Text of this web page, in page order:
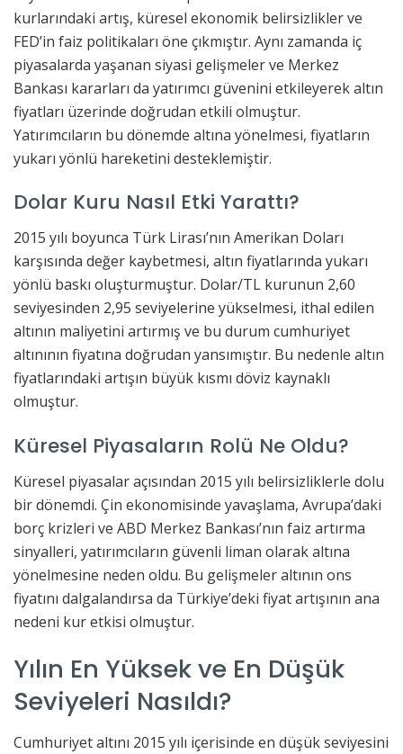
kurlarındaki artış, küresel ekonomik belirsizlikler ve
FED’in faiz politikaları öne çıkmıştır. Aynı zamanda iç
piyasalarda yaşanan siyasi gelişmeler ve Merkez
Bankası kararları da yatırımcı güvenini etkileyerek altın
fiyatları üzerinde doğrudan etkili olmuştur.
Yatırımcıların bu dönemde altına yönelmesi, fiyatların
yukarı yönlü hareketini desteklemiştir.
Dolar Kuru Nasıl Etki Yarattı?
2015 yılı boyunca Türk Lirası’nın Amerikan Doları
karşısında değer kaybetmesi, altın fiyatlarında yukarı
yönlü baskı oluşturmuştur. Dolar/TL kurunun 2,60
seviyesinden 2,95 seviyelerine yükselmesi, ithal edilen
altının maliyetini artırmış ve bu durum cumhuriyet
altınının fiyatına doğrudan yansımıştır. Bu nedenle altın
fiyatlarındaki artışın büyük kısmı döviz kaynaklı
olmuştur.
Küresel Piyasaların Rolü Ne Oldu?
Küresel piyasalar açısından 2015 yılı belirsizliklerle dolu
bir dönemdi. Çin ekonomisinde yavaşlama, Avrupa’daki
borç krizleri ve ABD Merkez Bankası’nın faiz artırma
sinyalleri, yatırımcıların güvenli liman olarak altına
yönelmesine neden oldu. Bu gelişmeler altının ons
fiyatını dalgalandırsa da Türkiye’deki fiyat artışının ana
nedeni kur etkisi olmuştur.
Yılın En Yüksek ve En Düşük
Seviyeleri Nasıldı?
Cumhuriyet altını 2015 yılı içerisinde en düşük seviyesini